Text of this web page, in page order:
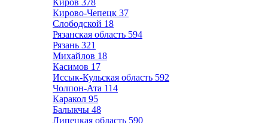
Киров 378
Кирово-Чепецк 37
Слободской 18
Рязанская область 594
Рязань 321
Михайлов 18
Касимов 17
Иссык-Кульская область 592
Чолпон-Ата 114
Каракол 95
Балыкчы 48
Липецкая область 590